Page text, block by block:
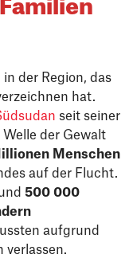
der Region, das
hat.
seit seiner
der Gewalt
Menschen
auf der Flucht.
500 000
aufgrund
verlassen.